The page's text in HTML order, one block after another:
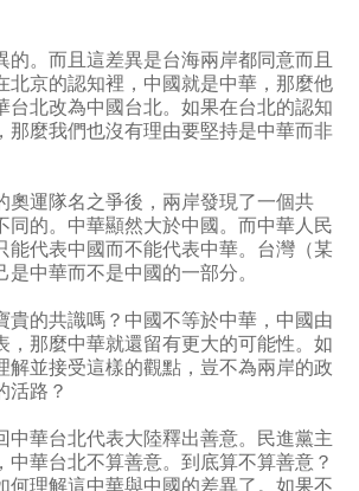
的。而且這差異是台海兩岸都同意而且
北京的認知裡，中國就是中華，那麼他
台北改為中國台北。如果在台北的認知
那麼我們也沒有理由要堅持是中華而非
奧運隊名之爭後，兩岸發現了一個共
同的。中華顯然大於中國。而中華人民
能代表中國而不能代表中華。台灣（某
中華而不是中國的一部分。
貴的共識嗎？中國不等於中華，中國由
，那麼中華就還留有更大的可能性。如
解並接受這樣的觀點，豈不為兩岸的政
活路？
中華台北代表大陸釋出善意。民進黨主
中華台北不算善意。到底算不算善意？
何理解這中華與中國的差異了。如果不